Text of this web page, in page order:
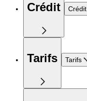
Crédit Crédit
Tarifs Tarifs